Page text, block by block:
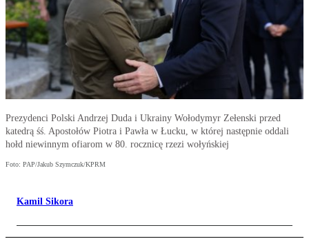
Prezydenci Polski Andrzej Duda i Ukrainy Wołodymyr Zełenski przed
katedrą śś. Apostołów Piotra i Pawła w Łucku, w której następnie oddali
hołd niewinnym ofiarom w 80. rocznicę rzezi wołyńskiej
Foto: PAP/Jakub Szymczuk/KPRM
Kamil Sikora